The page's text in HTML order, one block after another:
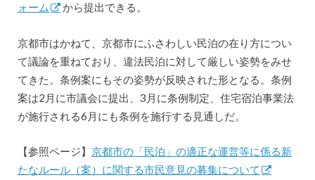
ォーム
から提出できる。
京都市はかねて、京都市にふさわしい民泊の在り方につい
て議論を重ねており、違法民泊に対して厳しい姿勢をみせ
てきた。条例案にもその姿勢が反映された形となる。条例
案は2月に市議会に提出、3月に条例制定、住宅宿泊事業法
が施行される6月にも条例を施行する見通しだ。
【参照ページ】 京都市の「民泊」の適正な運営等に係る新
たなルール（案）に関する市民意見の募集について